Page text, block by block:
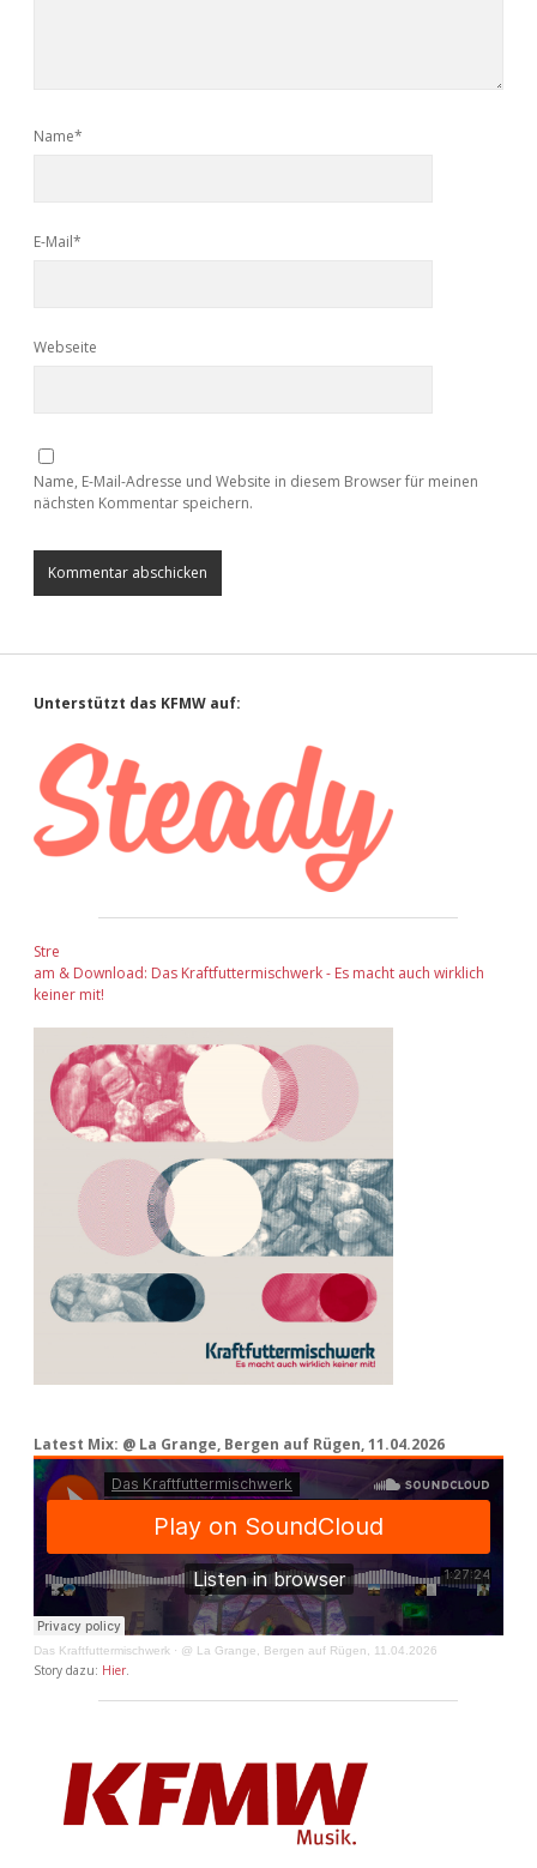
Name*
E-Mail*
Webseite
Name, E-Mail-Adresse und Website in diesem Browser für meinen
nächsten Kommentar speichern.
Sidebar
Unterstützt das KFMW auf:
Stre
am & Download: Das Kraftfuttermischwerk - Es macht auch wirklich
keiner mit!
Latest Mix: @ La Grange, Bergen auf Rügen, 11.04.2026
Das Kraftfuttermischwerk · @ La Grange, Bergen auf Rügen, 11.04.2026
Story dazu: Hier